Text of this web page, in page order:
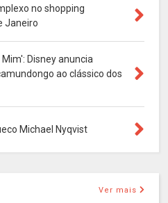
no shopping
Janeiro
Disney anuncia
ao clássico dos
Michael Nyqvist
Ver mais